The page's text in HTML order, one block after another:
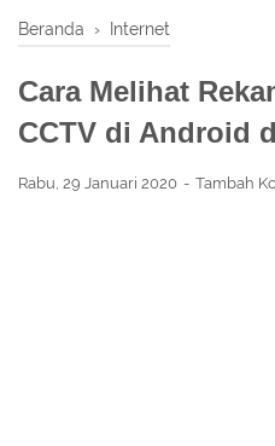
Beranda › Internet
Cara Melihat
CCTV di Android
Rabu, 29 Januari 2020 Tambah